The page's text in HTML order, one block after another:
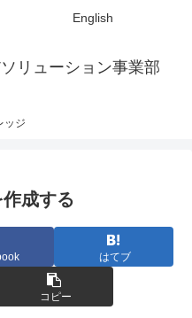
リューション事業部
ッジ
English
成する
はてブ
コピー